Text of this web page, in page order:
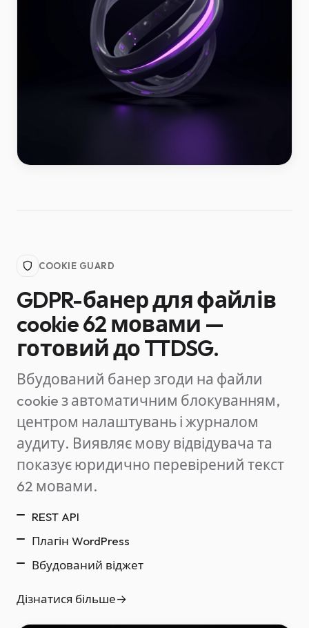
COOKIE GUARD
GDPR-банер для файлів
cookie 62 мовами —
готовий до TTDSG.
Вбудований банер згоди на файли
cookie з автоматичним блокуванням,
центром налаштувань і журналом
аудиту. Виявляє мову відвідувача та
показує юридично перевірений текст
62 мовами.
REST API
Плагін WordPress
Вбудований віджет
Дізнатися більше